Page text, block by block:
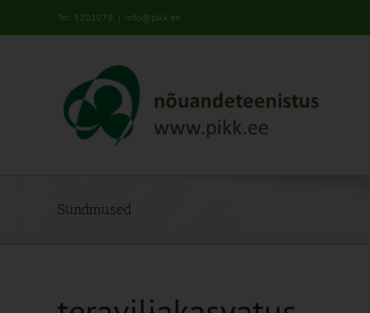
Tel: 5201078 | info@pikk.ee
Sündmused